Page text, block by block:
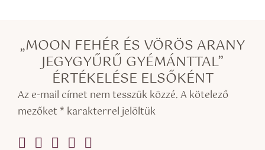
„MOON FEHÉR ÉS VÖRÖS ARANY
JEGYGYŰRŰ GYÉMÁNTTAL”
ÉRTÉKELÉSE ELSŐKÉNT
Az e-mail címet nem tesszük közzé.A kötelező
mezőket * karakterrel jelöltük